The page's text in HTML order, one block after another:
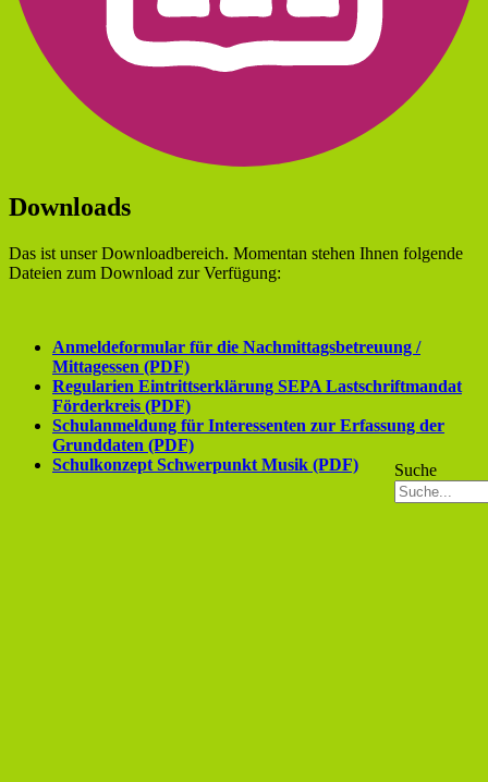
Suche
Downloads
Das ist unser Downloadbereich. Momentan stehen Ihnen folgende
Dateien zum Download zur Verfügung:
Anmeldeformular für die Nachmittagsbetreuung /
Mittagessen (PDF)
Regularien Eintrittserklärung SEPA Lastschriftmandat
Förderkreis (PDF)
Schulanmeldung für Interessenten zur Erfassung der
Grunddaten (PDF)
Schulkonzept Schwerpunkt Musik (PDF)